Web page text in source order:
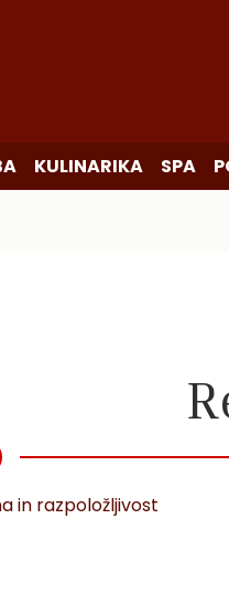
KULINARIKA SPA
in razpoložljivost